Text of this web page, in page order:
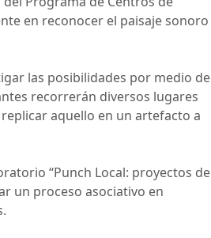
en reconocer el paisaje sonoro
las posibilidades por medio de
recorrerán diversos lugares
aquello en un artefacto a
“Punch Local: proyectos de
un proceso asociativo en